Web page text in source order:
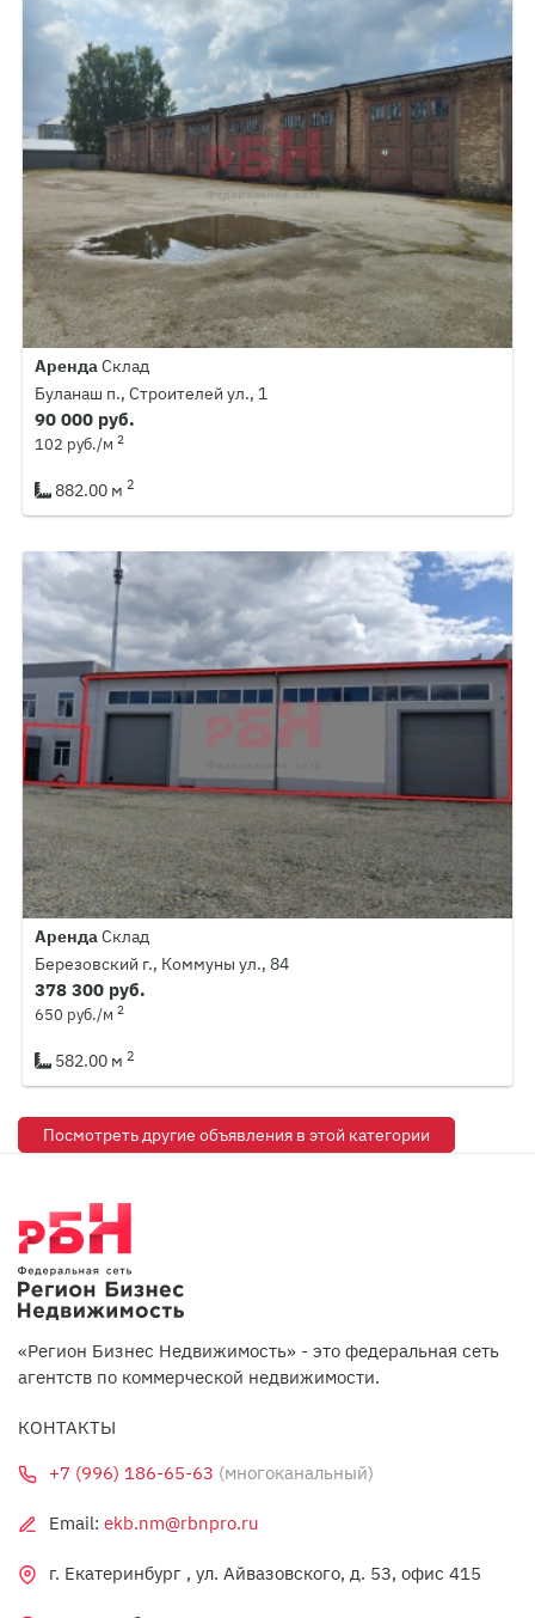
Аренда Склад
Буланаш п., Строителей ул., 1
90 000 руб.
102 руб./м 2
882.00 м 2
АрендаСклад
Березовский г., Коммуны ул., 84
378 300 руб.
650 руб./м 2
582.00 м 2
Посмотреть другие объявления в этой категории
«Регион Бизнес Недвижимость» - это федеральная сеть
агентств по коммерческой недвижимости.
КОНТАКТЫ
+7 (996) 186-65-63 (многоканальный)
Email: ekb.nm@rbnpro.ru
г. Екатеринбург , ул. Айвазовского, д. 53, офис 415